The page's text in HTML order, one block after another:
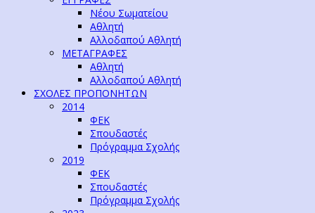
Νέου Σωματείου
Αθλητή
Αλλοδαπού Αθλητή
ΜΕΤΑΓΡΑΦΕΣ
Αθλητή
Αλλοδαπού Αθλητή
ΣΧΟΛΕΣ ΠΡΟΠΟΝΗΤΩΝ
2014
ΦΕΚ
Σπουδαστές
Πρόγραμμα Σχολής
2019
ΦΕΚ
Σπουδαστές
Πρόγραμμα Σχολής